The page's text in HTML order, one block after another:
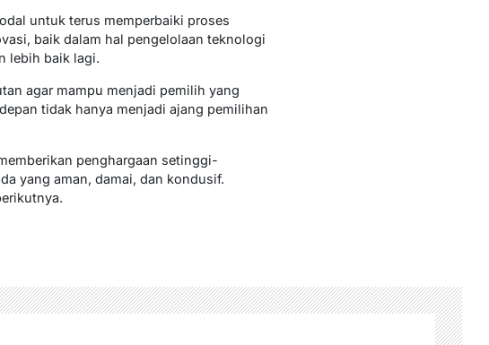
untuk terus memperbaiki proses
baik dalam hal pengelolaan teknologi
lebih baik lagi.
agar mampu menjadi pemilih yang
tidak hanya menjadi ajang pemilihan
penghargaan setinggi-
yang aman, damai, dan kondusif.